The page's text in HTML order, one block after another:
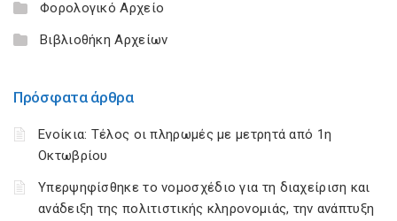
Φορολογικό Αρχείο
Βιβλιοθήκη Αρχείων
Πρόσφατα άρθρα
Ενοίκια: Τέλος οι πληρωμές με μετρητά από 1η
Οκτωβρίου
Υπερψηφίσθηκε το νομοσχέδιο για τη διαχείριση και
ανάδειξη της πολιτιστικής κληρονομιάς, την ανάπτυξη